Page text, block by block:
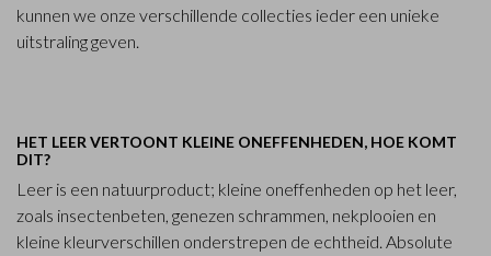
kunnen we onze verschillende collecties ieder een unieke
uitstraling geven.
HET LEER VERTOONT KLEINE ONEFFENHEDEN, HOE KOMT
DIT?
Leer is een natuurproduct; kleine oneffenheden op het leer,
zoals insectenbeten, genezen schrammen, nekplooien en
kleine kleurverschillen onderstrepen de echtheid. Absolute